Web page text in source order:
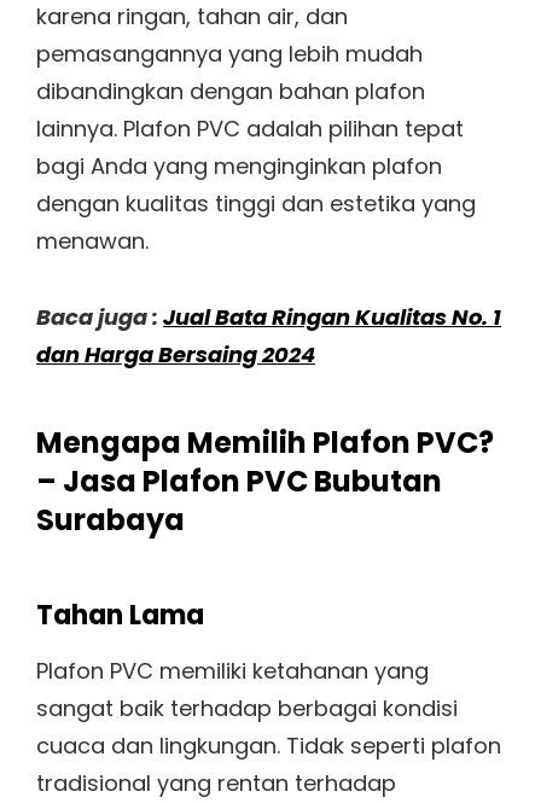
karena ringan, tahan air, dan
pemasangannya yang lebih mudah
dibandingkan dengan bahan plafon
lainnya. Plafon PVC adalah pilihan tepat
bagi Anda yang menginginkan plafon
dengan kualitas tinggi dan estetika yang
menawan.
Baca juga : Jual Bata Ringan Kualitas No. 1
dan Harga Bersaing 2024
Mengapa Memilih Plafon PVC?
– Jasa Plafon PVC Bubutan
Surabaya
Tahan Lama
Plafon PVC memiliki ketahanan yang
sangat baik terhadap berbagai kondisi
cuaca dan lingkungan. Tidak seperti plafon
tradisional yang rentan terhadap